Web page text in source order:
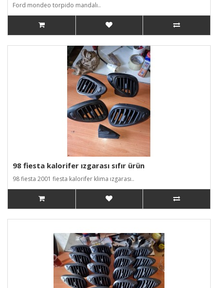
Ford mondeo torpido mandalı..
98 fiesta kalorifer ızgarası sıfır ürün
98 fiesta 2001 fiesta kalorifer klima ızgarası..